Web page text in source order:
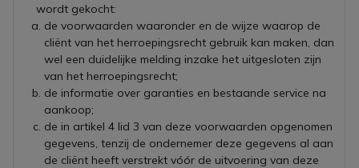
wordt gekocht:
de voorwaarden waaronder en de wijze waarop de
cliënt van het herroepingsrecht gebruik kan maken, dan
wel een duidelijke melding inzake het uitgesloten zijn
van het herroepingsrecht;
de informatie over garanties en bestaande service na
aankoop;
de in artikel 4 lid 3 van deze voorwaarden opgenomen
gegevens, tenzij de ondernemer deze gegevens al aan
de cliënt heeft verstrekt vóór de uitvoering van deze